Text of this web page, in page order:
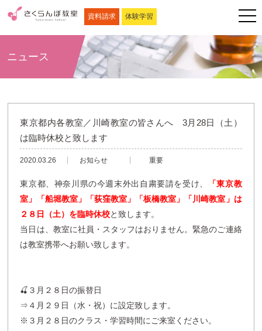
資料請求 体験学習
ニュース
東京都内各教室／川崎教室の皆さんへ 3月28日（土）
は臨時休校と致します
2020.03.26 お知らせ 重要
東京都、神奈川県の今週末外出自粛要請を受け、
「東京教
室」「船堀教室」「荻窪教室」「板橋教室」「川崎教室」は
２８日（土）を臨時休校と致します。
当日は、教室に社員・スタッフはおりません。緊急のご連絡
は教室携帯へお願い致します。
🍒３月２８日の振替日
⇒４月２９日（水・祝）に設定致します。
※３月２８日のクラス・学習時間にご来室ください。